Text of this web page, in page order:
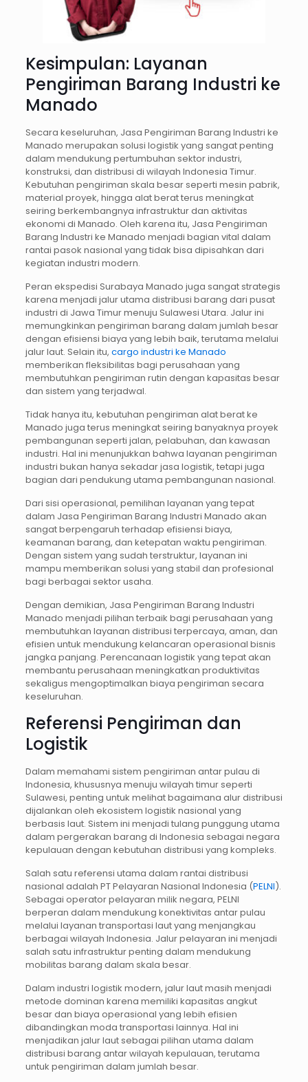
Kesimpulan: Layanan
Pengiriman Barang Industri ke
Manado
Secara keseluruhan, Jasa Pengiriman Barang Industri ke
Manado merupakan solusi logistik yang sangat penting
dalam mendukung pertumbuhan sektor industri,
konstruksi, dan distribusi di wilayah Indonesia Timur.
Kebutuhan pengiriman skala besar seperti mesin pabrik,
material proyek, hingga alat berat terus meningkat
seiring berkembangnya infrastruktur dan aktivitas
ekonomi di Manado. Oleh karena itu, Jasa Pengiriman
Barang Industri ke Manado menjadi bagian vital dalam
rantai pasok nasional yang tidak bisa dipisahkan dari
kegiatan industri modern.
Peran ekspedisi Surabaya Manado juga sangat strategis
karena menjadi jalur utama distribusi barang dari pusat
industri di Jawa Timur menuju Sulawesi Utara. Jalur ini
memungkinkan pengiriman barang dalam jumlah besar
dengan efisiensi biaya yang lebih baik, terutama melalui
jalur laut. Selain itu, cargo industri ke Manado
memberikan fleksibilitas bagi perusahaan yang
membutuhkan pengiriman rutin dengan kapasitas besar
dan sistem yang terjadwal.
Tidak hanya itu, kebutuhan pengiriman alat berat ke
Manado juga terus meningkat seiring banyaknya proyek
pembangunan seperti jalan, pelabuhan, dan kawasan
industri. Hal ini menunjukkan bahwa layanan pengiriman
industri bukan hanya sekadar jasa logistik, tetapi juga
bagian dari pendukung utama pembangunan nasional.
Dari sisi operasional, pemilihan layanan yang tepat
dalam Jasa Pengiriman Barang Industri Manado akan
sangat berpengaruh terhadap efisiensi biaya,
keamanan barang, dan ketepatan waktu pengiriman.
Dengan sistem yang sudah terstruktur, layanan ini
mampu memberikan solusi yang stabil dan profesional
bagi berbagai sektor usaha.
Dengan demikian, Jasa Pengiriman Barang Industri
Manado menjadi pilihan terbaik bagi perusahaan yang
membutuhkan layanan distribusi terpercaya, aman, dan
efisien untuk mendukung kelancaran operasional bisnis
jangka panjang. Perencanaan logistik yang tepat akan
membantu perusahaan meningkatkan produktivitas
sekaligus mengoptimalkan biaya pengiriman secara
keseluruhan.
Referensi Pengiriman dan
Logistik
Dalam memahami sistem pengiriman antar pulau di
Indonesia, khususnya menuju wilayah timur seperti
Sulawesi, penting untuk melihat bagaimana alur distribusi
dijalankan oleh ekosistem logistik nasional yang
berbasis laut. Sistem ini menjadi tulang punggung utama
dalam pergerakan barang di Indonesia sebagai negara
kepulauan dengan kebutuhan distribusi yang kompleks.
Salah satu referensi utama dalam rantai distribusi
nasional adalah PT Pelayaran Nasional Indonesia (PELNI).
Sebagai operator pelayaran milik negara, PELNI
berperan dalam mendukung konektivitas antar pulau
melalui layanan transportasi laut yang menjangkau
berbagai wilayah Indonesia. Jalur pelayaran ini menjadi
salah satu infrastruktur penting dalam mendukung
mobilitas barang dalam skala besar.
Dalam industri logistik modern, jalur laut masih menjadi
metode dominan karena memiliki kapasitas angkut
besar dan biaya operasional yang lebih efisien
dibandingkan moda transportasi lainnya. Hal ini
menjadikan jalur laut sebagai pilihan utama dalam
distribusi barang antar wilayah kepulauan, terutama
untuk pengiriman dalam jumlah besar.